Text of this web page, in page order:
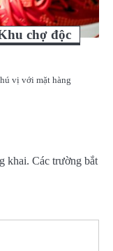
chợ độc
vị với mặt hàng
khai. Các trường bắt